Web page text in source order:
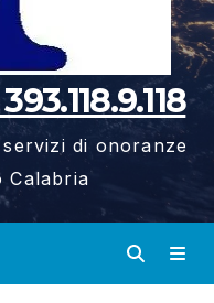
di onoranze
Calabria